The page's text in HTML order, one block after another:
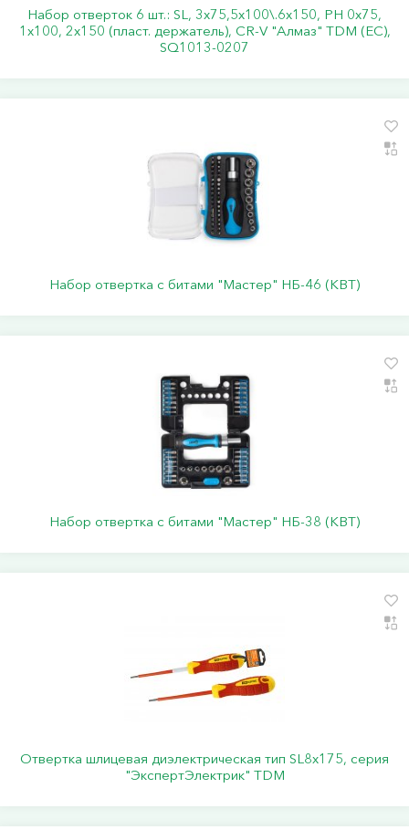
Набор отверток 6 шт.: SL, 3x75,5x100\.6x150, PH 0х75,
1x100, 2x150 (пласт. держатель), CR-V "Алмаз" TDM (ЕС),
SQ1013-0207
Набор отвертка с битами "Мастер" НБ-46 (КВТ)
Набор отвертка с битами "Мастер" НБ-38 (КВТ)
Отвертка шлицевая диэлектрическая тип SL8х175, серия
"ЭкспертЭлектрик" TDM